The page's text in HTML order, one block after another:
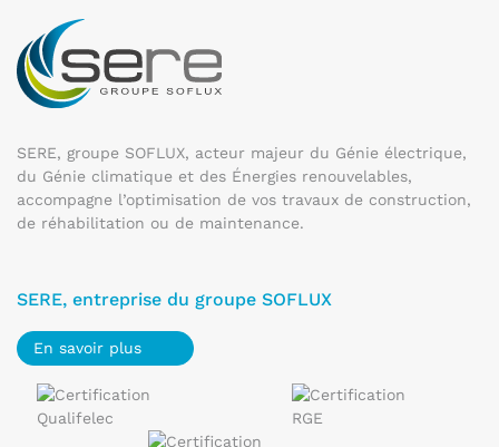
SERE, groupe SOFLUX, acteur majeur du Génie électrique,
du Génie climatique et des Énergies renouvelables,
accompagne l’optimisation de vos travaux de construction,
de réhabilitation ou de maintenance.
SERE, entreprise du groupe SOFLUX
En savoir plus